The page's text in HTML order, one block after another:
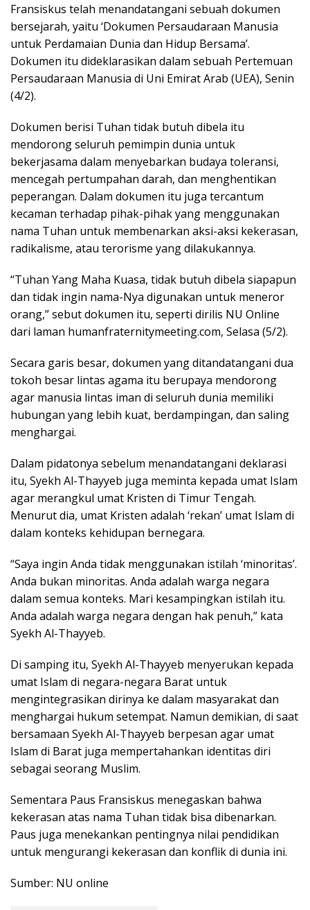
Fransiskus telah menandatangani sebuah dokumen
bersejarah, yaitu ‘Dokumen Persaudaraan Manusia
untuk Perdamaian Dunia dan Hidup Bersama’.
Dokumen itu dideklarasikan dalam sebuah Pertemuan
Persaudaraan Manusia di Uni Emirat Arab (UEA), Senin
(4/2).
Dokumen berisi Tuhan tidak butuh dibela itu
mendorong seluruh pemimpin dunia untuk
bekerjasama dalam menyebarkan budaya toleransi,
mencegah pertumpahan darah, dan menghentikan
peperangan. Dalam dokumen itu juga tercantum
kecaman terhadap pihak-pihak yang menggunakan
nama Tuhan untuk membenarkan aksi-aksi kekerasan,
radikalisme, atau terorisme yang dilakukannya.
“Tuhan Yang Maha Kuasa, tidak butuh dibela siapapun
dan tidak ingin nama-Nya digunakan untuk meneror
orang,” sebut dokumen itu, seperti dirilis NU Online
dari laman humanfraternitymeeting.com, Selasa (5/2).
Secara garis besar, dokumen yang ditandatangani dua
tokoh besar lintas agama itu berupaya mendorong
agar manusia lintas iman di seluruh dunia memiliki
hubungan yang lebih kuat, berdampingan, dan saling
menghargai.
Dalam pidatonya sebelum menandatangani deklarasi
itu, Syekh Al-Thayyeb juga meminta kepada umat Islam
agar merangkul umat Kristen di Timur Tengah.
Menurut dia, umat Kristen adalah ‘rekan’ umat Islam di
dalam konteks kehidupan bernegara.
“Saya ingin Anda tidak menggunakan istilah ‘minoritas’.
Anda bukan minoritas. Anda adalah warga negara
dalam semua konteks. Mari kesampingkan istilah itu.
Anda adalah warga negara dengan hak penuh,” kata
Syekh Al-Thayyeb.
Di samping itu, Syekh Al-Thayyeb menyerukan kepada
umat Islam di negara-negara Barat untuk
mengintegrasikan dirinya ke dalam masyarakat dan
menghargai hukum setempat. Namun demikian, di saat
bersamaan Syekh Al-Thayyeb berpesan agar umat
Islam di Barat juga mempertahankan identitas diri
sebagai seorang Muslim.
Sementara Paus Fransiskus menegaskan bahwa
kekerasan atas nama Tuhan tidak bisa dibenarkan.
Paus juga menekankan pentingnya nilai pendidikan
untuk mengurangi kekerasan dan konflik di dunia ini.
Sumber: NU online